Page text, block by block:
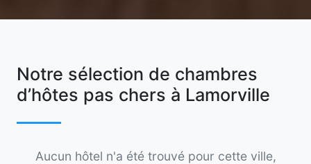
Notre sélection de chambres
d’hôtes pas chers à Lamorville
Aucun hôtel n'a été trouvé pour cette ville,